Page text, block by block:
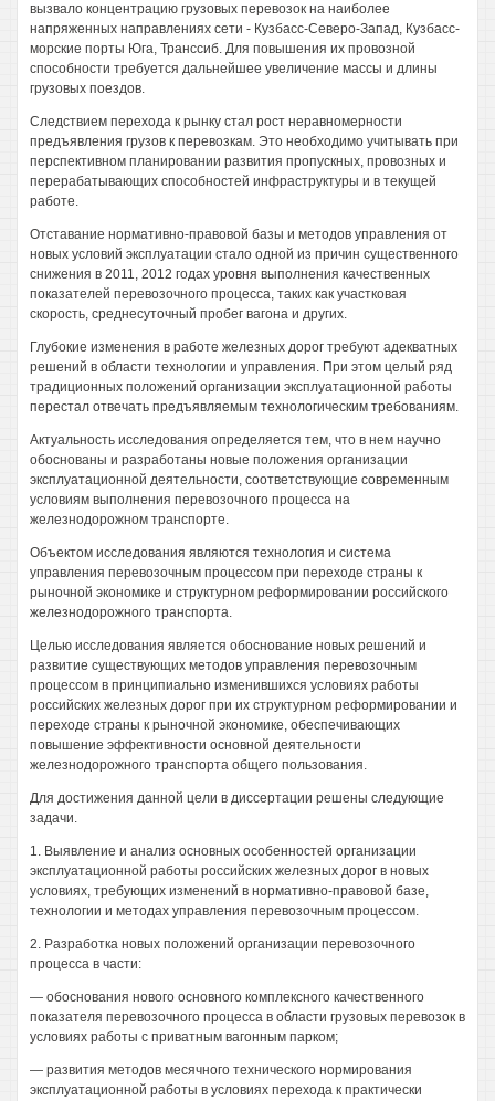
вызвало концентрацию грузовых перевозок на наиболее
напряженных направлениях сети - Кузбасс-Северо-Запад, Кузбасс-
морские порты Юга, Транссиб. Для повышения их провозной
способности требуется дальнейшее увеличение массы и длины
грузовых поездов.
Следствием перехода к рынку стал рост неравномерности
предъявления грузов к перевозкам. Это необходимо учитывать при
перспективном планировании развития пропускных, провозных и
перерабатывающих способностей инфраструктуры и в текущей
работе.
Отставание нормативно-правовой базы и методов управления от
новых условий эксплуатации стало одной из причин существенного
снижения в 2011, 2012 годах уровня выполнения качественных
показателей перевозочного процесса, таких как участковая
скорость, среднесуточный пробег вагона и других.
Глубокие изменения в работе железных дорог требуют адекватных
решений в области технологии и управления. При этом целый ряд
традиционных положений организации эксплуатационной работы
перестал отвечать предъявляемым технологическим требованиям.
Актуальность исследования определяется тем, что в нем научно
обоснованы и разработаны новые положения организации
эксплуатационной деятельности, соответствующие современным
условиям выполнения перевозочного процесса на
железнодорожном транспорте.
Объектом исследования являются технология и система
управления перевозочным процессом при переходе страны к
рыночной экономике и структурном реформировании российского
железнодорожного транспорта.
Целью исследования является обоснование новых решений и
развитие существующих методов управления перевозочным
процессом в принципиально изменившихся условиях работы
российских железных дорог при их структурном реформировании и
переходе страны к рыночной экономике, обеспечивающих
повышение эффективности основной деятельности
железнодорожного транспорта общего пользования.
Для достижения данной цели в диссертации решены следующие
задачи.
1. Выявление и анализ основных особенностей организации
эксплуатационной работы российских железных дорог в новых
условиях, требующих изменений в нормативно-правовой базе,
технологии и методах управления перевозочным процессом.
2. Разработка новых положений организации перевозочного
процесса в части:
— обоснования нового основного комплексного качественного
показателя перевозочного процесса в области грузовых перевозок в
условиях работы с приватным вагонным парком;
— развития методов месячного технического нормирования
эксплуатационной работы в условиях перехода к практически